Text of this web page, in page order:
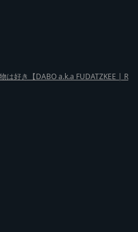
は好き【DABO a.k.a FUDATZKEE | R